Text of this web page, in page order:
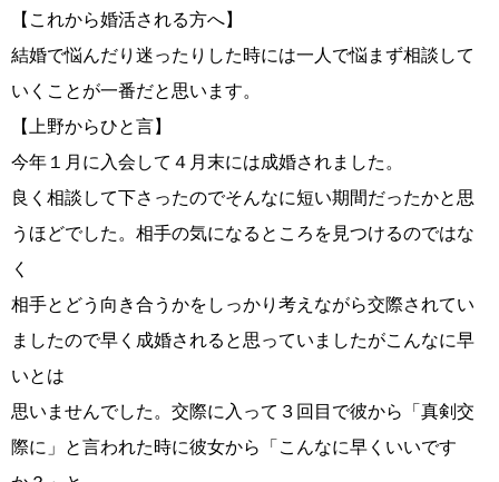
ウィッシュブログ 鹿児島店
佐世保店
【これから婚活される方へ】
結婚で悩んだり迷ったりした時には一人で悩まず相談して
いくことが一番だと思います。
【上野からひと言】
今年１月に入会して４月末には成婚されました。
良く相談して下さったのでそんなに短い期間だったかと思
うほどでした。相手の気になるところを見つけるのではな
く
相手とどう向き合うかをしっかり考えながら交際されてい
ましたので早く成婚されると思っていましたがこんなに早
いとは
思いませんでした。交際に入って３回目で彼から「真剣交
際に」と言われた時に彼女から「こんなに早くいいです